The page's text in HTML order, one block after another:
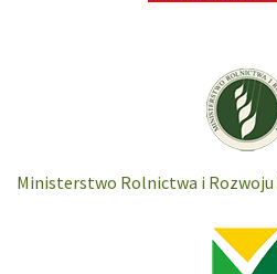
Ministerstwo Rolnictwa i Rozwoju